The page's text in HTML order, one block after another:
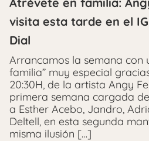
visita esta tarde en el
Dial
Arrancamos la semana con
familia” muy especial
20:30H, de la artista Angy
primera semana cargada
a Esther Acebo, Jandro,
Deltell, en esta segunda
misma ilusión […]